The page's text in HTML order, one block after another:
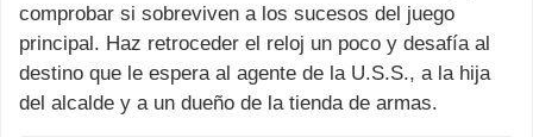
comprobar si sobreviven a los sucesos del juego
principal. Haz retroceder el reloj un poco y desafía al
destino que le espera al agente de la U.S.S., a la hija
del alcalde y a un dueño de la tienda de armas.